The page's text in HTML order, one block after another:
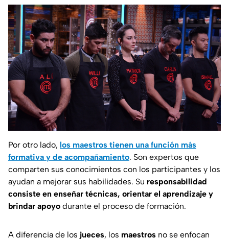
Por otro lado, los maestros tienen una función más
formativa y de acompañamiento. Son expertos que
comparten sus conocimientos con los participantes y los
ayudan a mejorar sus habilidades. Su responsabilidad
consiste en enseñar técnicas, orientar el aprendizaje y
brindar apoyo durante el proceso de formación.
A diferencia de los jueces, los maestros no se enfocan